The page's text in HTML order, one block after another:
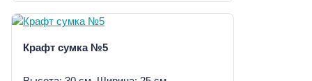
Крафт сумка №5